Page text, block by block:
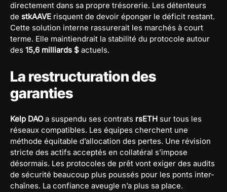
directement dans sa propre trésorerie. Les détenteurs
de stkAAVE risquent de devoir éponger le déficit restant.
Cette solution interne rassurerait les marchés à court
terme. Elle maintiendrait la stabilité du protocole autour
des 15,6 milliards $ actuels.
La restructuration des
garanties
Kelp DAOa suspendu ses contrats rsETH sur tous les
réseaux compatibles. Les équipes cherchent une
méthode équitable d’allocation des pertes. Une révision
stricte des actifs acceptés en collatéral s’impose
désormais. Les protocoles de prêt vont exiger des audits
de sécurité beaucoup plus poussés pour les ponts inter-
chaînes. La confiance aveugle n’a plus sa place.